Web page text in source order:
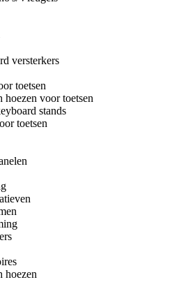
versterkers
toetsen
hoezen voor toetsen
stands
toetsen
hoezen